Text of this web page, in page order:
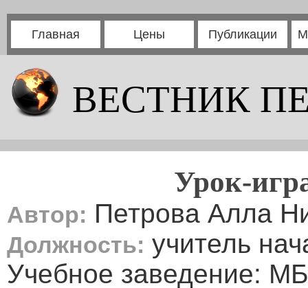
Главная Цены Публикации
ВЕСТНИК
Урок-
Автор: Петрова Алла
Должность: учитель
Учебное заведение: